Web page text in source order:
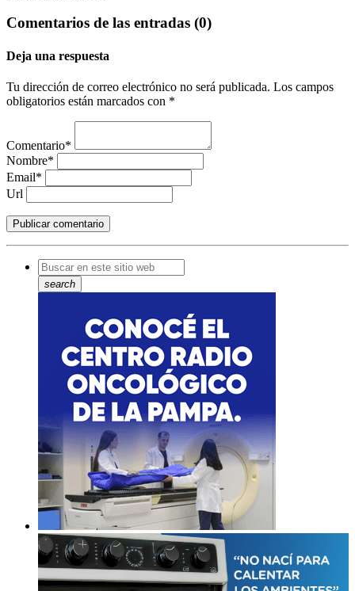
Comentarios de las entradas (0)
Deja una respuesta
Tu dirección de correo electrónico no será publicada. Los campos
obligatorios están marcados con *
Comentario*
Nombre*
Email*
Url
search